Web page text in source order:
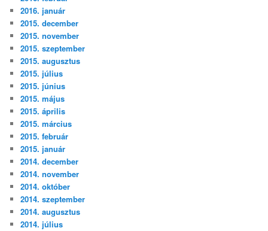
2016. január
2015. december
2015. november
2015. szeptember
2015. augusztus
2015. július
2015. június
2015. május
2015. április
2015. március
2015. február
2015. január
2014. december
2014. november
2014. október
2014. szeptember
2014. augusztus
2014. július